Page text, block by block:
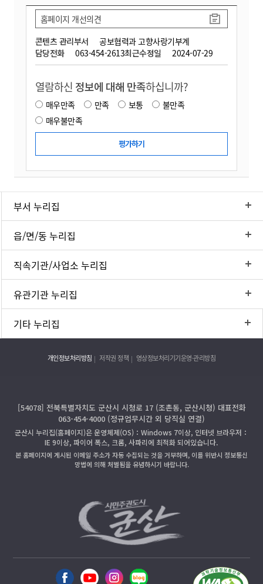
콘텐츠 관리부서
공보협력과 고향사랑기부계
담당전화
063-454-2613최근수정일 2024-07-29
홈페이지 개선의견
열람하신 정보에 대해 만족하십니까?
매우만족 만족 보통
불만족
매우불만족
부서 누리집
읍/면/동 누리집
직속기관/사업소 누리집
유관기관 누리집
기타 누리집
개인정보처리방침 저작권 정책 영상정보처리기기운영·관리방침
[54078] 전북특별자치도 군산시 시청로 17 (조촌동, 군산시청) 대표전화
063-454-4000 (정규업무시간 외 당직실 연결)
군산시 누리집(홈페이지)은 운영체제(OS)：Windows 7이상, 인터넷 브라우저：
IE 9이상, 파이어 폭스, 크롬, 사파리에 최적화 되어있습니다.
본 홈페이지에 게시된 이메일 주소가 자동 수집되는 것을 거부하며, 이를 위반시 정보통신
망법에 의해 처벌됨을 유념하시기 바랍니다.